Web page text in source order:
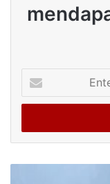
your
Email